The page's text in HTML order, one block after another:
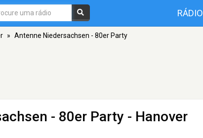
RÁDIO
» Antenne Niedersachsen - 80er Party
- 80er Party - Hanover